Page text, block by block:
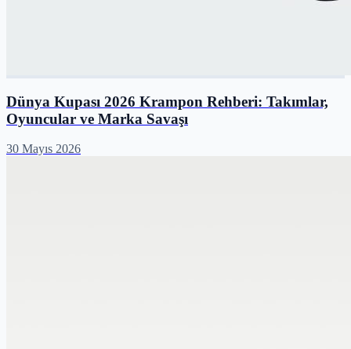
Dünya Kupası 2026 Krampon Rehberi: Takımlar,
Oyuncular ve Marka Savaşı
30 Mayıs 2026